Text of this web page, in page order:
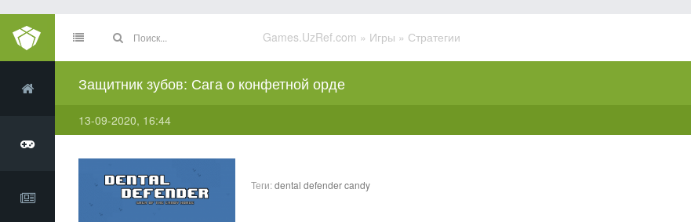
Games.UzRef.com » Игры » Стратегии
Защитник зубов: Сага о конфетной орде
13-09-2020, 16:44
Теги:dental defendercandy